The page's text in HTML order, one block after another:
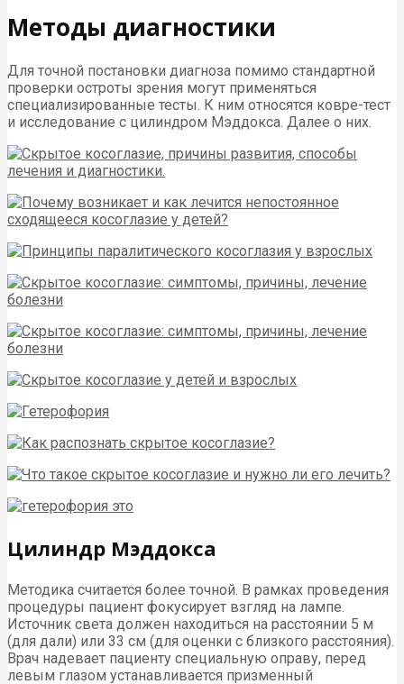
Методы диагностики
Для точной постановки диагноза помимо стандартной
проверки остроты зрения могут применяться
специализированные тесты. К ним относятся ковре-тест
и исследование с цилиндром Мэддокса. Далее о них.
Цилиндр Мэддокса
Методика считается более точной. В рамках проведения
процедуры пациент фокусирует взгляд на лампе.
Источник света должен находиться на расстоянии 5 м
(для дали) или 33 см (для оценки с близкого расстояния).
Врач надевает пациенту специальную оправу, перед
левым глазом устанавливается призменный